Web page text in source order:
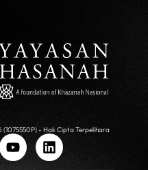
(1075550P) - Hak Cipta Terpelihara